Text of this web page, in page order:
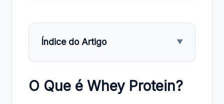
Índice do Artigo ▼
O Que é Whey Protein?